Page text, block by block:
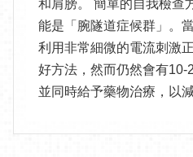
和肩膀。 簡單的自我檢查
能是「腕隧道症候群」。
利用非常細微的電流刺激
好方法，然而仍然會有10-
並同時給予藥物治療，以